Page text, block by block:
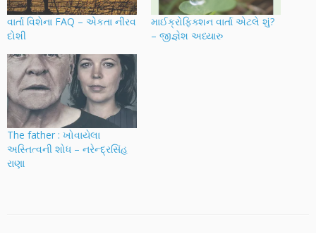
વાર્તા વિશેના FAQ – એકતા નીરવ
દોશી
માઈક્રોફિક્શન વાર્તા એટલે શું?
– જીજ્ઞેશ અધ્યારુ
The father : ખોવાયેલા
અસ્તિત્વની શોધ – નરેન્દ્રસિંહ
રાણા